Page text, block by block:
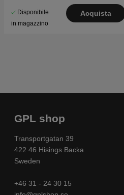
Disponibile
in magazzino
Acquista
GPL shop
Transportgatan 39
422 46 Hisings Backa
Sweden
+46 31 - 24 30 15